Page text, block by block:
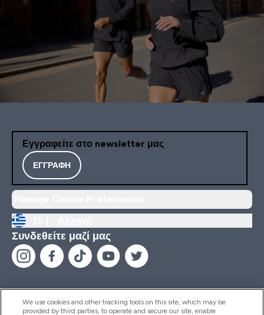
Εγγραφείτε στο newsletter μας
ΕΓΓΡΑΦΉ
Συνδεθείτε μαζί μας
We use cookies and other tracking tools on this site, which may be
provided by third parties, to operate and secure our site, enable